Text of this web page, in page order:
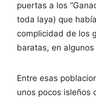
puertas a los
toda laya) que
complicidad de los
baratas, en
Entre esas
unos pocos isleños